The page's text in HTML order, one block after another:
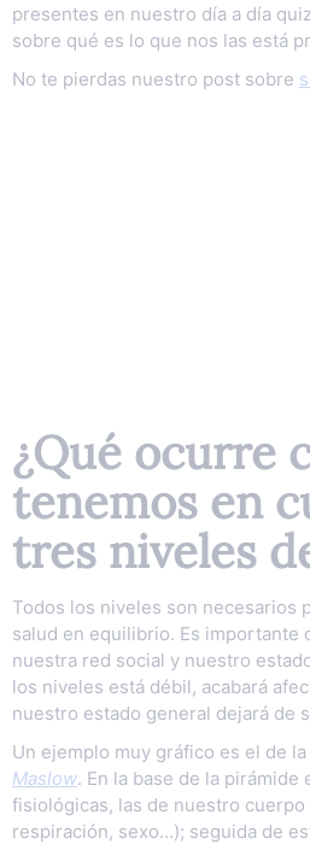
presentes en nuestro día a día
sobre qué es lo que nos las está
No te pierdas nuestro post sobre
¿Qué ocurre
tenemos en
tres niveles
Todos los niveles son necesarios
salud en equilibrio. Es importante
nuestra red social y nuestro
los niveles está débil, acabará
nuestro estado general dejará de
Un ejemplo muy gráfico es el de
Maslow. En la base de la
fisiológicas, las de nuestro cuerpo
respiración, sexo…); seguida de